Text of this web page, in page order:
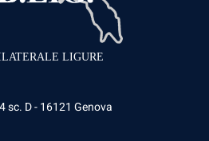
LIGURE
sc. D - 16121 Genova